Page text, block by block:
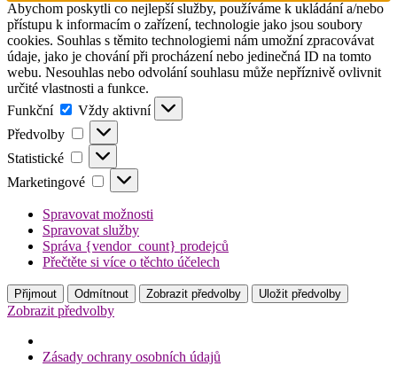
Abychom poskytli co nejlepší služby, používáme k ukládání a/nebo
přístupu k informacím o zařízení, technologie jako jsou soubory
cookies. Souhlas s těmito technologiemi nám umožní zpracovávat
údaje, jako je chování při procházení nebo jedinečná ID na tomto
webu. Nesouhlas nebo odvolání souhlasu může nepříznivě ovlivnit
určité vlastnosti a funkce.
Funkční
Funkční
Vždy aktivní
Předvolby
Předvolby
Statistické Statistické
Marketingové Marketingové
Spravovat možnosti
Spravovat služby
Správa {vendor_count} prodejců
Přečtěte si více o těchto účelech
Přijmout Odmítnout Zobrazit předvolby Uložit předvolby
Zobrazit předvolby
Zásady ochrany osobních údajů